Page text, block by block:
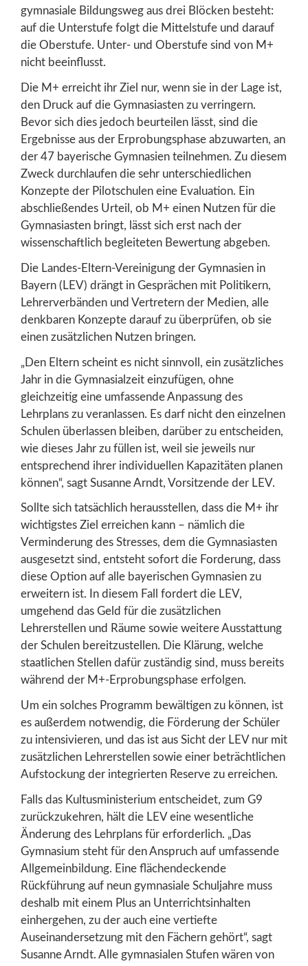
gymnasiale Bildungsweg aus drei Blöcken besteht:
auf die Unterstufe folgt die Mittelstufe und darauf
die Oberstufe. Unter- und Oberstufe sind von M+
nicht beeinflusst.
Die M+ erreicht ihr Ziel nur, wenn sie in der Lage ist,
den Druck auf die Gymnasiasten zu verringern.
Bevor sich dies jedoch beurteilen lässt, sind die
Ergebnisse aus der Erprobungsphase abzuwarten, an
der 47 bayerische Gymnasien teilnehmen. Zu diesem
Zweck durchlaufen die sehr unterschiedlichen
Konzepte der Pilotschulen eine Evaluation. Ein
abschließendes Urteil, ob M+ einen Nutzen für die
Gymnasiasten bringt, lässt sich erst nach der
wissenschaftlich begleiteten Bewertung abgeben.
Die Landes-Eltern-Vereinigung der Gymnasien in
Bayern (LEV) drängt in Gesprächen mit Politikern,
Lehrerverbänden und Vertretern der Medien, alle
denkbaren Konzepte darauf zu überprüfen, ob sie
einen zusätzlichen Nutzen bringen.
„Den Eltern scheint es nicht sinnvoll, ein zusätzliches
Jahr in die Gymnasialzeit einzufügen, ohne
gleichzeitig eine umfassende Anpassung des
Lehrplans zu veranlassen. Es darf nicht den einzelnen
Schulen überlassen bleiben, darüber zu entscheiden,
wie dieses Jahr zu füllen ist, weil sie jeweils nur
entsprechend ihrer individuellen Kapazitäten planen
können“, sagt Susanne Arndt, Vorsitzende der LEV.
Sollte sich tatsächlich herausstellen, dass die M+ ihr
wichtigstes Ziel erreichen kann – nämlich die
Verminderung des Stresses, dem die Gymnasiasten
ausgesetzt sind, entsteht sofort die Forderung, dass
diese Option auf alle bayerischen Gymnasien zu
erweitern ist. In diesem Fall fordert die LEV,
umgehend das Geld für die zusätzlichen
Lehrerstellen und Räume sowie weitere Ausstattung
der Schulen bereitzustellen. Die Klärung, welche
staatlichen Stellen dafür zuständig sind, muss bereits
während der M+-Erprobungsphase erfolgen.
Um ein solches Programm bewältigen zu können, ist
es außerdem notwendig, die Förderung der Schüler
zu intensivieren, und das ist aus Sicht der LEV nur mit
zusätzlichen Lehrerstellen sowie einer beträchtlichen
Aufstockung der integrierten Reserve zu erreichen.
Falls das Kultusministerium entscheidet, zum G9
zurückzukehren, hält die LEV eine wesentliche
Änderung des Lehrplans für erforderlich. „Das
Gymnasium steht für den Anspruch auf umfassende
Allgemeinbildung. Eine flächendeckende
Rückführung auf neun gymnasiale Schuljahre muss
deshalb mit einem Plus an Unterrichtsinhalten
einhergehen, zu der auch eine vertiefte
Auseinandersetzung mit den Fächern gehört“, sagt
Susanne Arndt. Alle gymnasialen Stufen wären von